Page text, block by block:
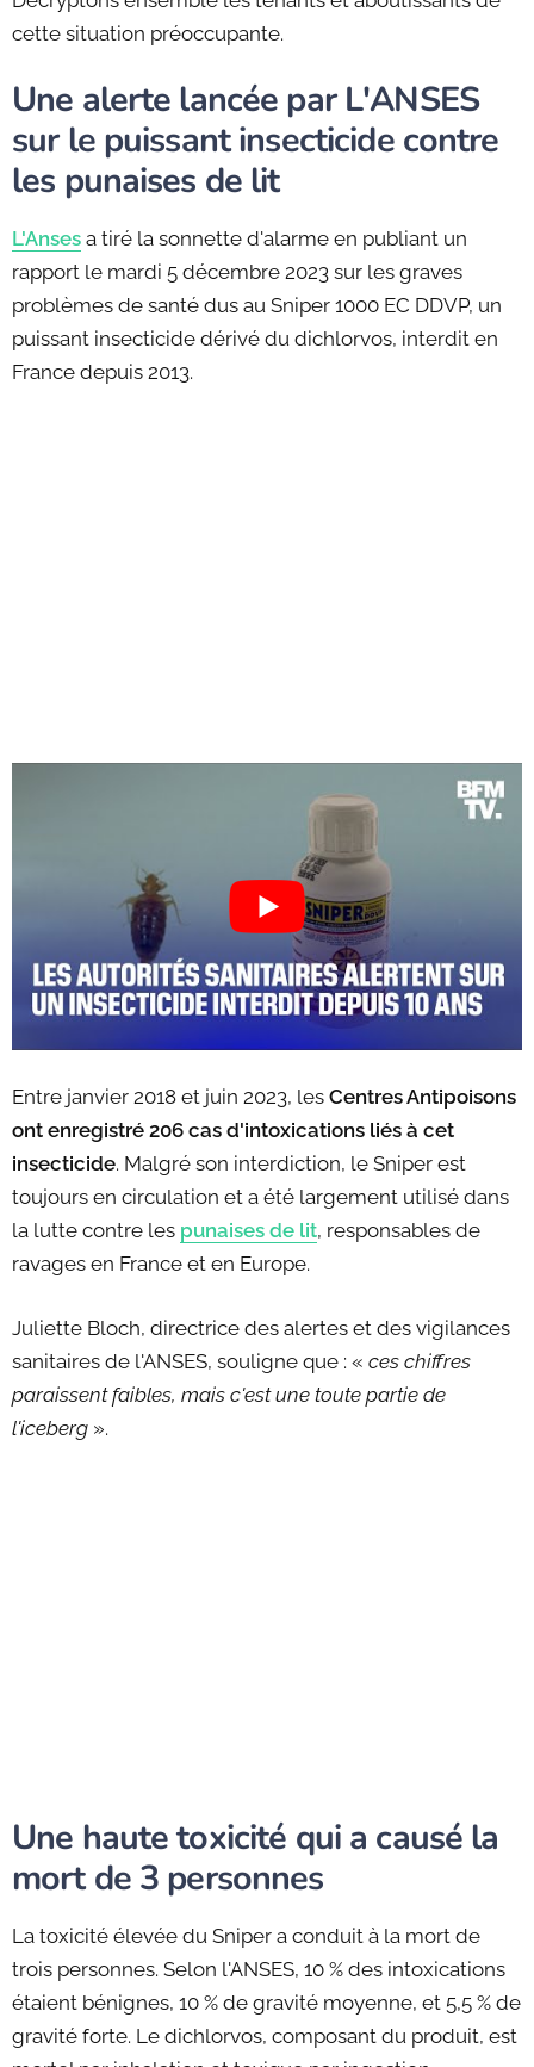
cette situation préoccupante.
Une alerte lancée par L'ANSES
sur le puissant insecticide contre
les punaises de lit
L'Anses a tiré la sonnette d'alarme en publiant un
rapport le mardi 5 décembre 2023 sur les graves
problèmes de santé dus au Sniper 1000 EC DDVP, un
puissant insecticide dérivé du dichlorvos, interdit en
France depuis 2013.
Entre janvier 2018 et juin 2023, les Centres Antipoisons
ont enregistré 206 cas d'intoxications liés à cet
insecticide. Malgré son interdiction, le Sniper est
toujours en circulation et a été largement utilisé dans
la lutte contre les punaises de lit, responsables de
ravages en France et en Europe.
Juliette Bloch, directrice des alertes et des vigilances
sanitaires de l'ANSES, souligne que : « ces chiffres
paraissent faibles, mais c'est une toute partie de
l'iceberg ».
Une haute toxicité qui a causé la
mort de 3 personnes
La toxicité élevée du Sniper a conduit à la mort de
trois personnes. Selon l'ANSES, 10 % des intoxications
étaient bénignes, 10 % de gravité moyenne, et 5,5 % de
gravité forte. Le dichlorvos, composant du produit, est